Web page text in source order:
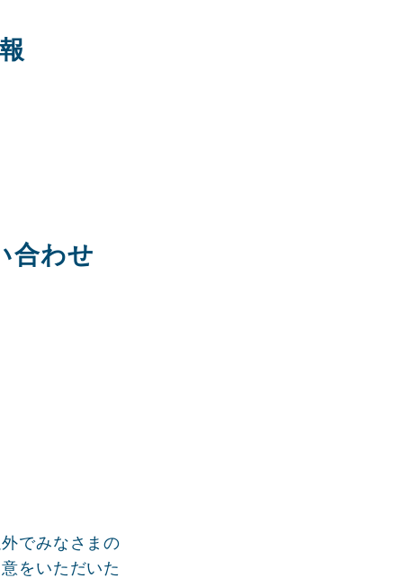
合わせ
でみなさまの
をいただいた